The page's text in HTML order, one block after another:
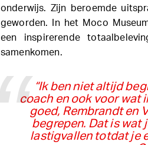
onderwijs. Zijn beroemde
geworden. In het Moco
een inspirerende
samenkomen.
“Ik ben niet altijd
coach en ook voor wat
goed, Rembrandt en
begrepen. Dat is wat
lastigvallen totdat je